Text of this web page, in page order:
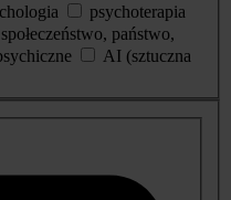
psychoterapia
społeczeństwo, państwo,
AI (sztuczna